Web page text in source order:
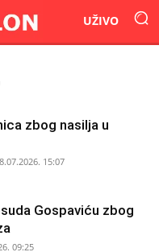
UŽIVO
zbog nasilja u
15:07
Gospaviću zbog
09:25